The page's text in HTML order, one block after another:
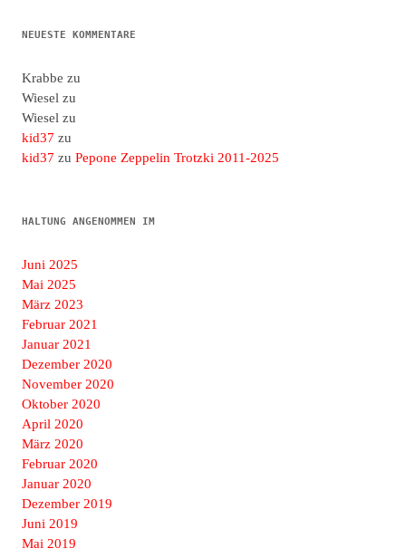
NEUESTE KOMMENTARE
Krabbe zu
Wiesel zu
Wiesel zu
kid37 zu
kid37 zu Pepone Zeppelin Trotzki 2011-2025
HALTUNG ANGENOMMEN IM
Juni 2025
Mai 2025
März 2023
Februar 2021
Januar 2021
Dezember 2020
November 2020
Oktober 2020
April 2020
März 2020
Februar 2020
Januar 2020
Dezember 2019
Juni 2019
Mai 2019